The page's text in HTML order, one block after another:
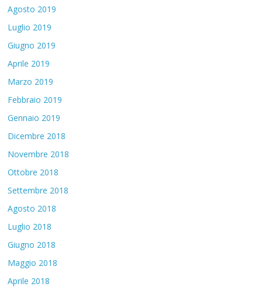
Agosto 2019
Luglio 2019
Giugno 2019
Aprile 2019
Marzo 2019
Febbraio 2019
Gennaio 2019
Dicembre 2018
Novembre 2018
Ottobre 2018
Settembre 2018
Agosto 2018
Luglio 2018
Giugno 2018
Maggio 2018
Aprile 2018